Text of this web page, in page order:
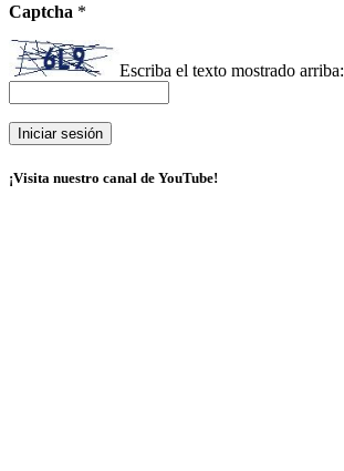
Captcha *
Escriba el texto mostrado arriba:
¡Visita nuestro canal de YouTube!